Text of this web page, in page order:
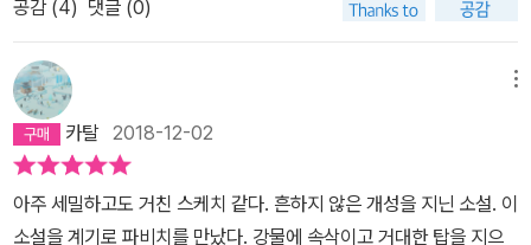
단순하게 꿰어 맞출 수 없는 무엇인가가 있었다. 그것은 바로 꿈이었
다. 누군가의 두 귀를 오가는 데 불과할 정도로 말할수 없이 단순한 삶
속에서 매일 밤 꾸는 꿈만큼이나 설명할 수 없는 무엇인가가 또 있을
까. 심지어 죽음 뒤에도 영속되는 무엇인가가 삶에 또 있는 것일까.˝˝
그녀는 어떻게 해야 장조와 단조에서 모두 침묵을 유지할 수 있는지
알고 있었다.˝언제쯤 장조와 단조에서 모두 침묵을 유지하며 살아갈
까...모처럼 한가한 이 아침, 커튼을 내린채 책상앞에 앉아 ‘바람의 안
공감 (4) 댓글 (0)
카탈2018-12-02
아주 세밀하고도 거친 스케치 같다. 흔하지 않은 개성을 지닌 소설. 이
소설을 계기로 파비치를 만났다. 강물에 속삭이고 거대한 탑을 지으